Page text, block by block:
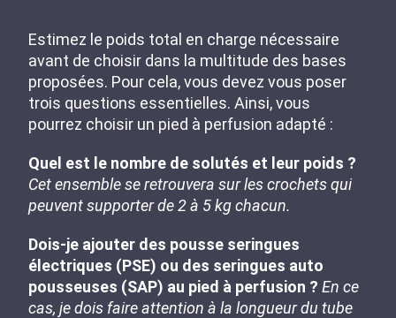
Estimez le poids total en charge nécessaire
avant de choisir dans la multitude des bases
proposées. Pour cela, vous devez vous poser
trois questions essentielles. Ainsi, vous
pourrez choisir un pied à perfusion adapté :
Quel est le nombre de solutés et leur poids ?
Cet ensemble se retrouvera sur les crochets qui
peuvent supporter de 2 à 5 kg chacun.
Dois-je ajouter des pousse seringues
électriques (PSE) ou des seringues auto
pousseuses (SAP) au pied à perfusion ? En ce
cas, je dois faire attention à la longueur du tube